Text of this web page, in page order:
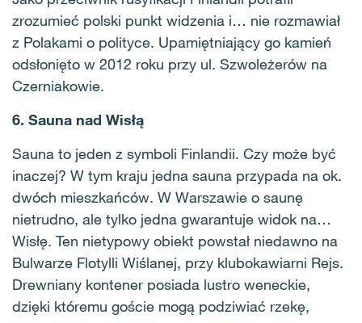
zrozumieć polski punkt widzenia i… nie rozmawiał
z Polakami o polityce. Upamiętniający go kamień
odsłonięto w 2012 roku przy ul. Szwoleżerów na
Czerniakowie.
6. Sauna nad Wisłą
Sauna to jeden z symboli Finlandii. Czy może być
inaczej? W tym kraju jedna sauna przypada na ok.
dwóch mieszkańców. W Warszawie o saunę
nietrudno, ale tylko jedna gwarantuje widok na…
Wisłę. Ten nietypowy obiekt powstał niedawno na
Bulwarze Flotylli Wiślanej, przy klubokawiarni Rejs.
Drewniany kontener posiada lustro weneckie,
dzięki któremu goście mogą podziwiać rzekę,